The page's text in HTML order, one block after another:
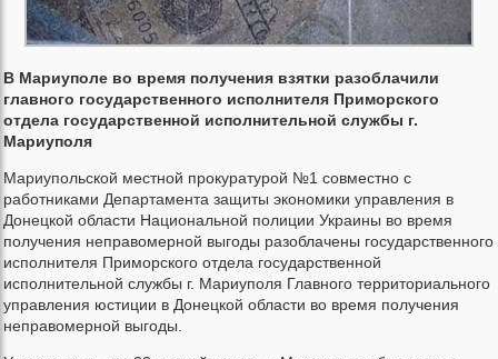
В Мариуполе во время получения взятки разоблачили
главного государственного исполнителя Приморского
отдела государственной исполнительной службы г.
Мариуполя
Мариупольской местной прокуратурой №1 совместно с
работниками Департамента защиты экономики управления в
Донецкой области Национальной полиции Украины во время
получения неправомерной выгоды разоблачены государственного
исполнителя Приморского отдела государственной
исполнительной службы г. Мариуполя Главного территориального
управления юстиции в Донецкой области во время получения
неправомерной выгоды.